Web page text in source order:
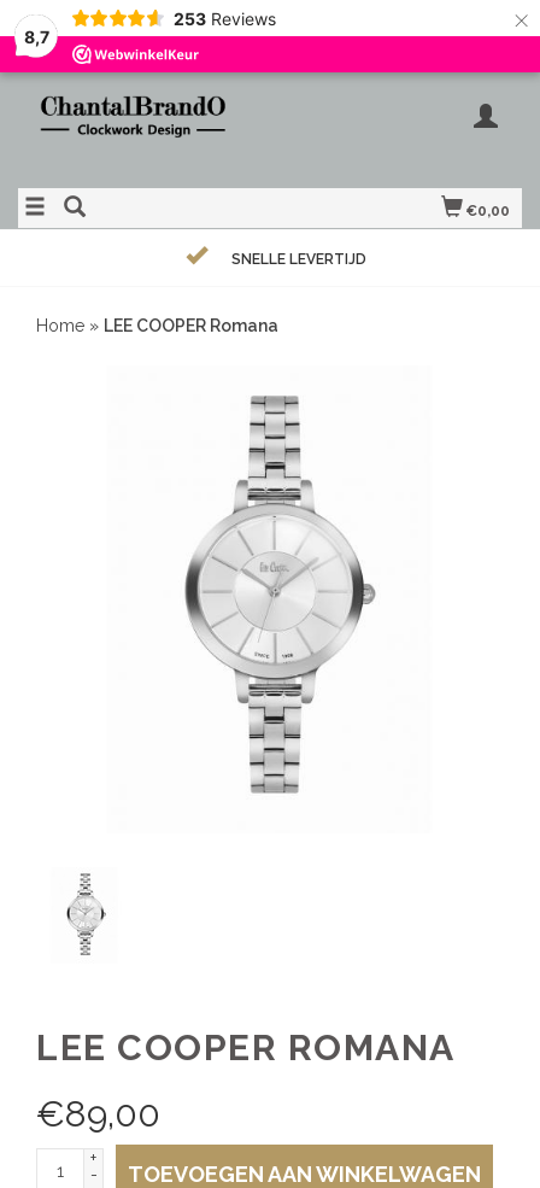
8,7
253 Reviews ×
€0,00
SNELLE LEVERTIJD
Home » LEE COOPER Romana
LEE COOPER ROMANA
€89,00
+
-
TOEVOEGEN AAN WINKELWAGEN